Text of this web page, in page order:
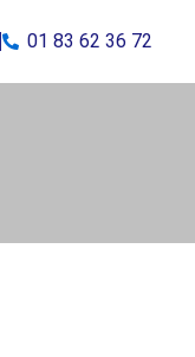
01 83 62 36 72